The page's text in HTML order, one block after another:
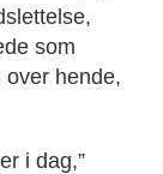
som
hende,
i dag,”